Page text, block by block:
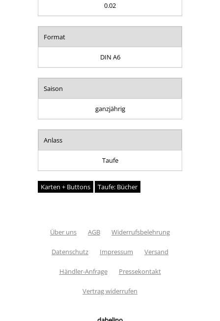
0.02
Format
DIN A6
Saison
ganzjährig
Anlass
Taufe
Karten + Buttons Taufe: Bücher
Über uns AGB Widerrufsbelehrung
Datenschutz Impressum Versand
Händler-Anfrage Pressekontakt
Vertrag widerrufen